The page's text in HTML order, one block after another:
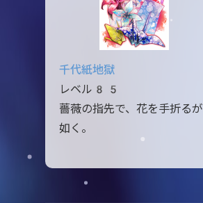
千代紙地獄
レベル85
薔薇の指先で、花を手折るが
如く。